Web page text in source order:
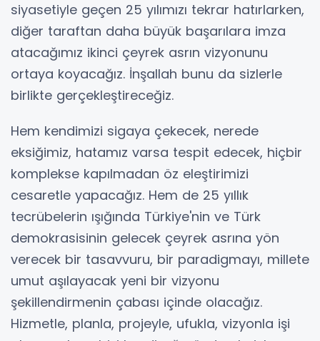
siyasetiyle geçen 25 yılımızı tekrar hatırlarken,
diğer taraftan daha büyük başarılara imza
atacağımız ikinci çeyrek asrın vizyonunu
ortaya koyacağız. İnşallah bunu da sizlerle
birlikte gerçekleştireceğiz.
Hem kendimizi sigaya çekecek, nerede
eksiğimiz, hatamız varsa tespit edecek, hiçbir
komplekse kapılmadan öz eleştirimizi
cesaretle yapacağız. Hem de 25 yıllık
tecrübelerin ışığında Türkiye'nin ve Türk
demokrasisinin gelecek çeyrek asrına yön
verecek bir tasavvuru, bir paradigmayı, millete
umut aşılayacak yeni bir vizyonu
şekillendirmenin çabası içinde olacağız.
Hizmetle, planla, projeyle, ufukla, vizyonla işi